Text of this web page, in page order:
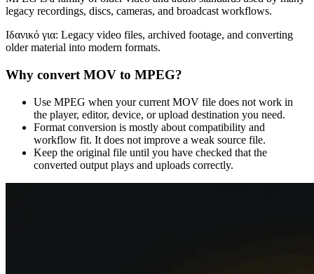
legacy recordings, discs, cameras, and broadcast workflows.
Ιδανικό για: Legacy video files, archived footage, and converting
older material into modern formats.
Why convert MOV to MPEG?
Use MPEG when your current MOV file does not work in
the player, editor, device, or upload destination you need.
Format conversion is mostly about compatibility and
workflow fit. It does not improve a weak source file.
Keep the original file until you have checked that the
converted output plays and uploads correctly.